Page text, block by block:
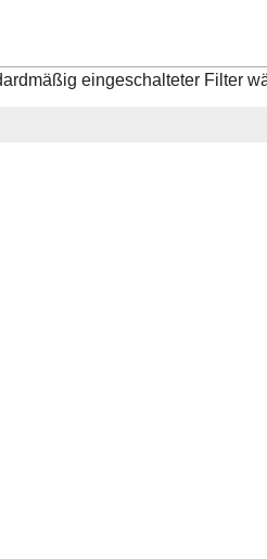
eingeschalteter Filter